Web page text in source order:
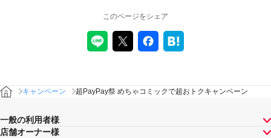
スが付与されます。
対象店舗との取引について取消し等となった場合、取消
し等の理由の如何にかかわらず、また、対象店舗による
降に取消し等となった場合であっても、当該上限到達か
よるPayPayボーナスの付与が行われることはありませ
ん。
このページをシェア
キャンペーン 超PayPay祭 めちゃコミックで超おトクキャンペーン
一般の利用者様
店舗オーナー様